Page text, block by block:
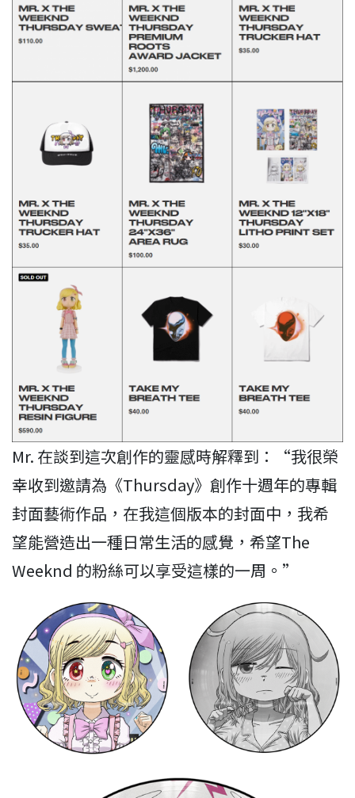
Mr. 在談到這次創作的靈感時解釋到：“我很榮
幸收到邀請為《Thursday》創作十週年的專輯
封面藝術作品，在我這個版本的封面中，我希
望能營造出一種日常生活的感覺，希望The
Weeknd 的粉絲可以享受這樣的一周。”